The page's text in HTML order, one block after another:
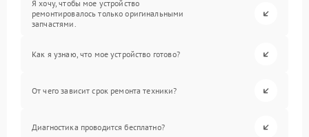
Я хочу, чтобы мое устройство
ремонтировалось только оригинальными
запчастями.
Как я узнаю, что мое устройство готово?
От чего зависит срок ремонта техники?
Диагностика проводится бесплатно?